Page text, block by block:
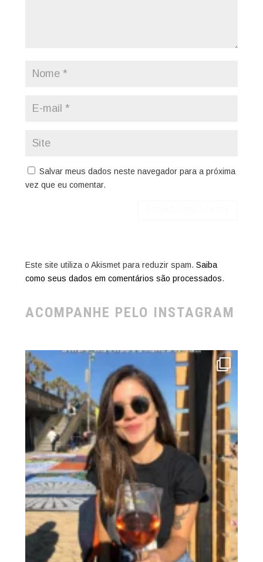
Salvar meus dados neste navegador para a próxima
vez que eu comentar.
Este site utiliza o Akismet para reduzir spam. Saiba
como seus dados em comentários são processados.
ACOMPANHE PELO INSTAGRAM